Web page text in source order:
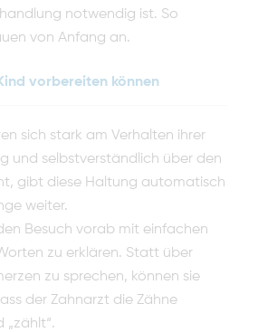
notwendig ist. So
von Anfang an.
vorbereiten können
sich stark am Verhalten ihrer
und selbstverständlich über den
gibt diese Haltung automatisch
weiter.
Besuch vorab mit einfachen
zu erklären. Statt über
zu sprechen, können sie
der Zahnarzt die Zähne
„zählt“.